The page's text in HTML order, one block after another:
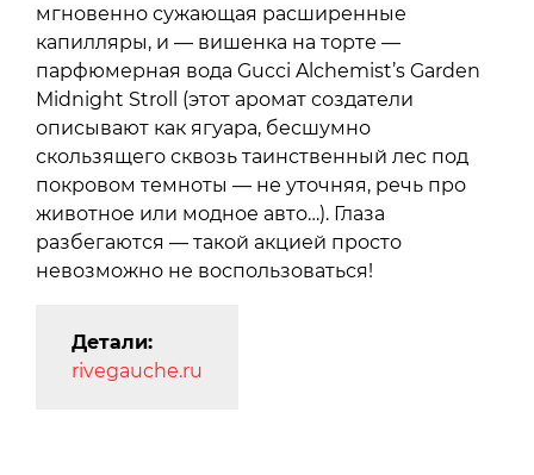
мгновенно сужающая расширенные
капилляры, и — вишенка на торте —
парфюмерная вода Gucci Alchemist’s Garden
Midnight Stroll (этот аромат создатели
описывают как ягуара, бесшумно
скользящего сквозь таинственный лес под
покровом темноты — не уточняя, речь про
животное или модное авто…). Глаза
разбегаются — такой акцией просто
невозможно не воспользоваться!
Детали:
rivegauche.ru